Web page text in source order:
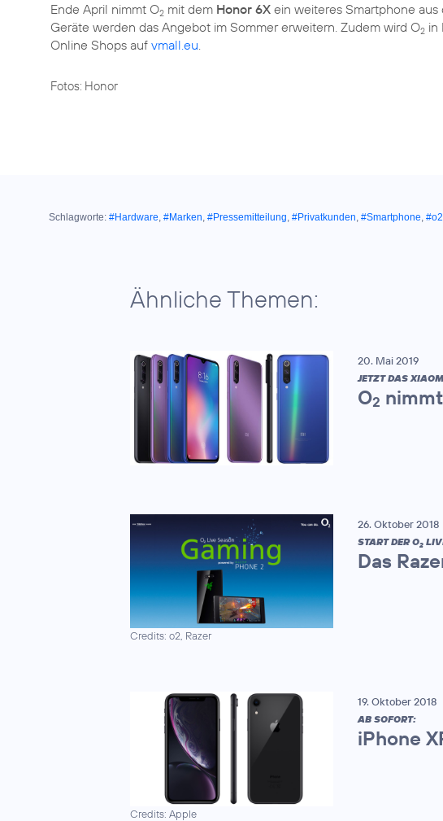
Ende April nimmt O2 mit dem Honor 6X ein weiteres Smartphone
Geräte werden das Angebot im Sommer erweitern. Zudem wird O2 in
Online Shops auf vmall.eu.
Fotos: Honor
Schlagworte: #Hardware, #Marken, #Pressemitteilung, #Privatkunden, #Smartphone, #o2
Ähnliche Themen:
20. Mai 2019
JETZT DAS
O2
Credits: o2, Razer
26. Oktober 2018
START DER O2
Das
Credits: Apple
19. Oktober 2018
AB SOFORT:
iPhone